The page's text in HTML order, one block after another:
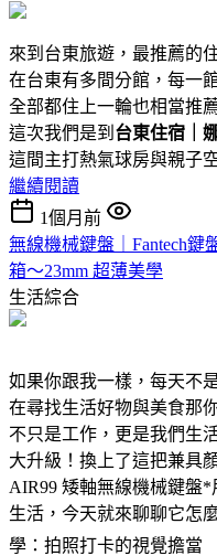
來到台東旅遊，最推薦的
在台東有多間分館，每一
全部都住上一輪也相當推
這次我們是到 台東住宿｜
這間主打熱氣球房與親子
繼續閱讀
1個月前
無線機械鍵盤｜Fantech
箱～23mm 超薄美學
生活綜合
如果你跟我一樣，每天不
在尋找生活好物與美食那
不只是工作，更是我們生
大升級！換上了這把兼具
AIR99 矮軸無線機械鍵盤
生活，今天就來聊聊它怎
學：拍照打卡的視覺擔當